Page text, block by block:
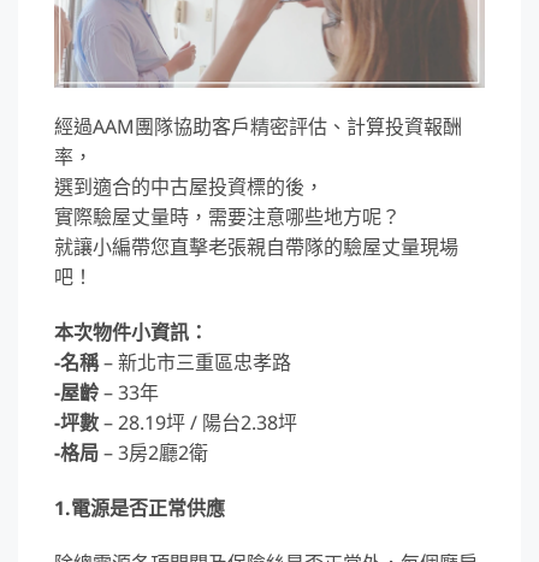
經過AAM團隊協助客戶精密評估、計算投資報酬
率，
選到適合的中古屋投資標的後，
實際驗屋丈量時，需要注意哪些地方呢？
就讓小編帶您直擊老張親自帶隊的驗屋丈量現場
吧！
本次物件小資訊：
-名稱– 新北市三重區忠孝路
-屋齡– 33年
-坪數– 28.19坪 / 陽台2.38坪
-格局– 3房2廳2衛
1.電源是否正常供應